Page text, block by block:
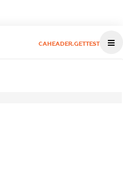
CAHEADER.GETTEST